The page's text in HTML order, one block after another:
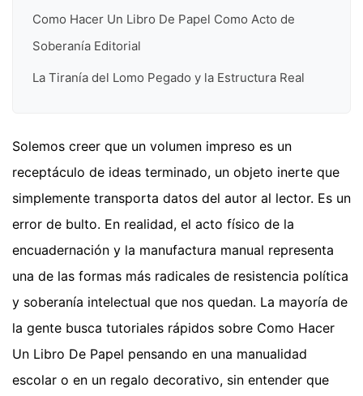
Como Hacer Un Libro De Papel Como Acto de
Soberanía Editorial
La Tiranía del Lomo Pegado y la Estructura Real
Solemos creer que un volumen impreso es un
receptáculo de ideas terminado, un objeto inerte que
simplemente transporta datos del autor al lector. Es un
error de bulto. En realidad, el acto físico de la
encuadernación y la manufactura manual representa
una de las formas más radicales de resistencia política
y soberanía intelectual que nos quedan. La mayoría de
la gente busca tutoriales rápidos sobre Como Hacer
Un Libro De Papel pensando en una manualidad
escolar o en un regalo decorativo, sin entender que